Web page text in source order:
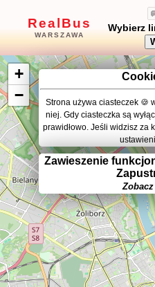
RealBus
WARSZAWA
Wybierz
+
−
Strona używa ciasteczek 🍪
niej. Gdy ciasteczka są
prawidłowo. Jeśli widzisz za
Zawieszenie